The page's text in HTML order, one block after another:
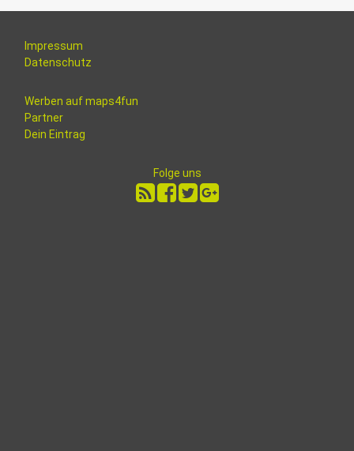
Impressum
Datenschutz
Werben auf maps4fun
Partner
Dein Eintrag
Folge uns